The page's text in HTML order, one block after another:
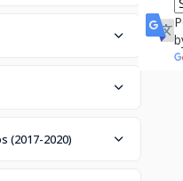
(2017-2020)